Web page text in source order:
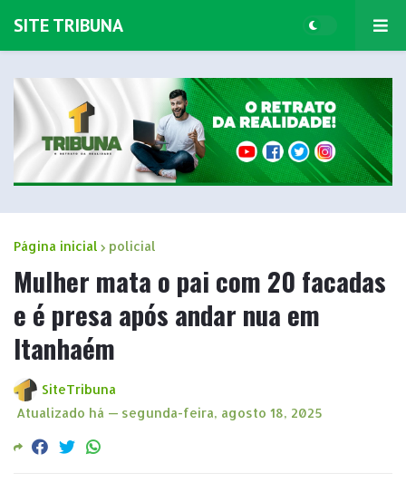
SITE TRIBUNA
Página inicial policial
Mulher mata o pai com 20 facadas
e é presa após andar nua em
Itanhaém
SiteTribuna
Atualizado há — segunda-feira, agosto 18, 2025